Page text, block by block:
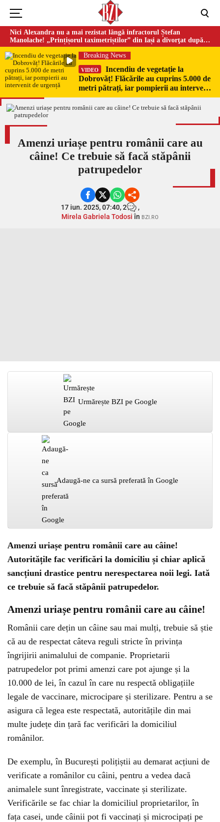
Nici Alexandra nu a mai rezistat lângă infractorul Ștefan
Manolache! „Prințișorul taximetriștilor” din Iași a divorţat după
doi ani de căsnicie
Breaking News
VIDEO
Incendiu de vegetație la
Dobrovăț! Flăcările au cuprins 5.000 de
metri pătrați, iar pompierii au intervenit
de urgență
Amenzi uriașe pentru românii care au
câine! Ce trebuie să facă stăpânii
patrupedelor
17 iun. 2025, 07:40,2
,
Mirela Gabriela Todosiîn BZI.RO
Urmărește BZI pe Google
Adaugă-ne ca sursă preferată în Google
Amenzi uriașe pentru românii care au câine!
Autoritățile fac verificări la domiciliu și chiar aplică
sancțiuni drastice pentru nerespectarea noii legi. Iată
ce trebuie să facă stăpânii patrupedelor.
Amenzi uriașe pentru românii care au câine!
Românii care dețin un câine sau mai mulți, trebuie să știe
că au de respectat câteva reguli stricte în privința
îngrijirii animalului de companie. Proprietarii
patrupedelor pot primi amenzi care pot ajunge și la
10.000 de lei, în cazul în care nu respectă obligațiile
legale de vaccinare, microcipare și sterilizare. Pentru a se
asigura că legea este respectată, autoritățile din mai
multe județe din țară fac verificări la domiciliul
românilor.
De exemplu, în București polițiștii au demarat acțiuni de
verificate a românilor cu câini, pentru a vedea dacă
animalele sunt înregistrate, vaccinate și sterilizate.
Verificările se fac chiar la domiciliul proprietarilor, în
fața casei, unde câinii pot fi vaccinați și microcipați pe